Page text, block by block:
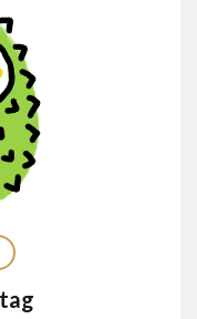
習慣
客
資産運用
発協力
援